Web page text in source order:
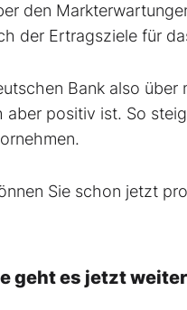
den
der Ertragsziele für
Bank also
aber positiv ist. So
Sie schon jetzt
geht es jetzt